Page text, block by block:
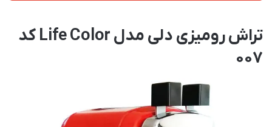
تراش رومیزی دلی مدل Life Color کد
007